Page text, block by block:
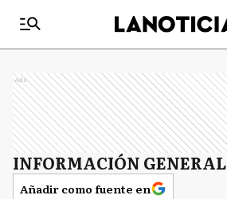
Ads
INFORMACIÓN GENERAL
Añadir como fuente en